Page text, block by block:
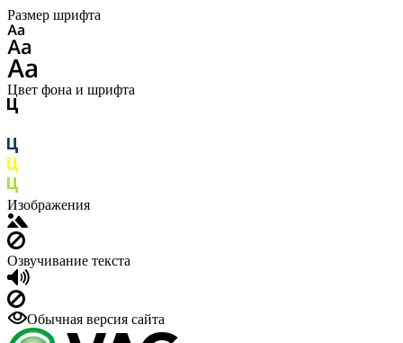
Размер шрифта
Цвет фона и шрифта
Изображения
Озвучивание текста
Обычная версия сайта